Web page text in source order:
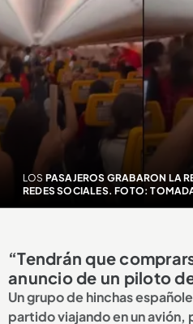
LOS PASAJEROS GRABARON LA
REDES SOCIALES. FOTO:
“Tendrán que
anuncio de un piloto
Un grupo de hinchas
partido viajando en un avión,